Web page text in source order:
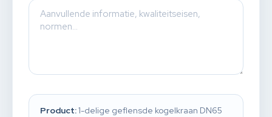
Product:1-delige geflensde kogelkraan DN65